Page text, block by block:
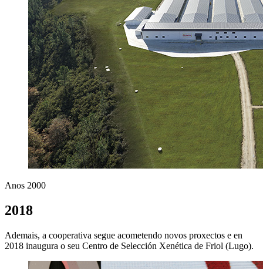
Anos 2000
2018
Ademais, a cooperativa segue acometendo novos proxectos e en
2018 inaugura o seu Centro de Selección Xenética de Friol (Lugo).